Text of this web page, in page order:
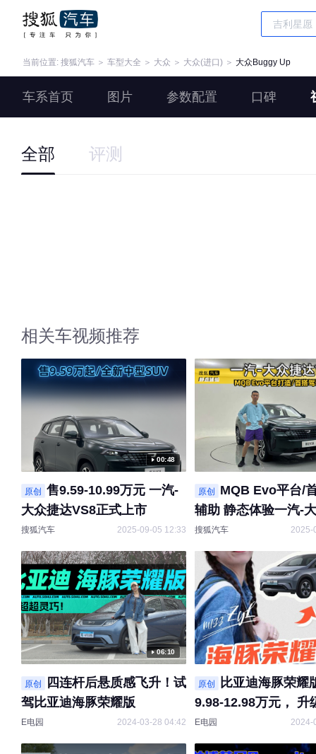
当前位置: 搜狐汽车 ＞ 车型大全 ＞ 大众 ＞ 大众(进口) ＞ 大众Buggy Up
车系首页 图片 参数配置 口碑
全部 评测
相关车视频推荐
00:48
原创
售9.59-10.99万元 一汽-
大众捷达VS8正式上市
搜狐汽车 2025-09-05 12:33
原创
MQB Evo平台/
辅助 静态体验一汽-
VS8
搜狐汽车 2025-
06:10
原创
四连杆后悬质感飞升！试
驾比亚迪海豚荣耀版
E电园 2024-03-28 04:42
原创
比亚迪海豚荣耀
9.98-12.98万元， 升
四连杆独立悬架，就
谁还记得买高尔夫啊
E电园 2024-